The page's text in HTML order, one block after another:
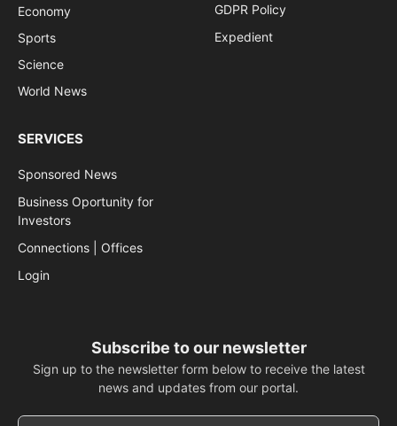
Economy
Sports
Science
World News
GDPR Policy
Expedient
SERVICES
Sponsored News
Business Oportunity for
Investors
Connections | Offices
Login
Subscribe to our newsletter
Sign up to the newsletter form below to receive the latest
news and updates from our portal.